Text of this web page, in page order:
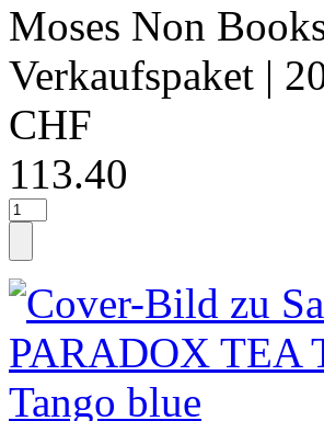
Moses Non
Verkaufspaket |
CHF
113.40